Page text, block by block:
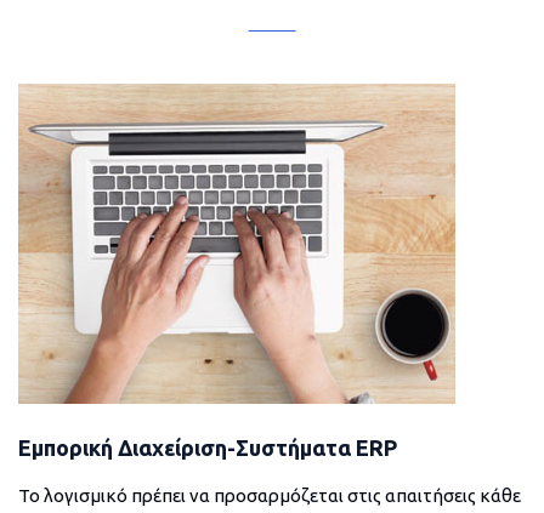
Εμπορική Διαχείριση-Συστήματα ERP
Το λογισμικό πρέπει να προσαρμόζεται στις απαιτήσεις κάθε